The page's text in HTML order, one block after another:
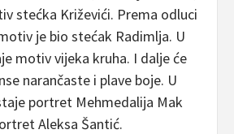
stećka Križevići. Prema odluci
je bio stećak Radimlja. U
motiv vijeka kruha. I dalje će
narančaste i plave boje. U
portret Mehmedalija Mak
Aleksa Šantić.